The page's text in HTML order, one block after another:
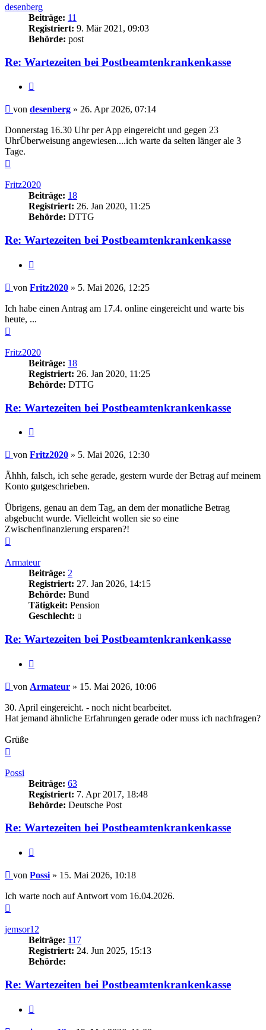
desenberg
Beiträge: 11
Registriert: 9. Mär 2021, 09:03
Behörde: post
Re: Wartezeiten bei Postbeamtenkrankenkasse
Beitrag
von desenberg » 26. Apr 2026, 07:14
Donnerstag 16.30 Uhr per App eingereicht und gegen 23
UhrÜberweisung angewiesen....ich warte da selten länger ale 3
Tage.
Fritz2020
Beiträge: 18
Registriert: 26. Jan 2020, 11:25
Behörde: DTTG
Re: Wartezeiten bei Postbeamtenkrankenkasse
Beitrag
von Fritz2020 » 5. Mai 2026, 12:25
Ich habe einen Antrag am 17.4. online eingereicht und warte bis
heute, ...
Fritz2020
Beiträge: 18
Registriert: 26. Jan 2020, 11:25
Behörde: DTTG
Re: Wartezeiten bei Postbeamtenkrankenkasse
Beitrag
von Fritz2020 » 5. Mai 2026, 12:30
Ähhh, falsch, ich sehe gerade, gestern wurde der Betrag auf meinem
Konto gutgeschrieben.
Übrigens, genau an dem Tag, an dem der monatliche Betrag
abgebucht wurde. Vielleicht wollen sie so eine
Zwischenfinanzierung ersparen?!
Armateur
Beiträge: 2
Registriert: 27. Jan 2026, 14:15
Behörde: Bund
Tätigkeit: Pension
Geschlecht:
Re: Wartezeiten bei Postbeamtenkrankenkasse
Beitrag
von Armateur » 15. Mai 2026, 10:06
30. April eingereicht. - noch nicht bearbeitet.
Hat jemand ähnliche Erfahrungen gerade oder muss ich nachfragen?
Grüße
Possi
Beiträge: 63
Registriert: 7. Apr 2017, 18:48
Behörde: Deutsche Post
Re: Wartezeiten bei Postbeamtenkrankenkasse
Beitrag
von Possi » 15. Mai 2026, 10:18
Ich warte noch auf Antwort vom 16.04.2026.
jemsor12
Beiträge: 117
Registriert: 24. Jun 2025, 15:13
Behörde:
Re: Wartezeiten bei Postbeamtenkrankenkasse